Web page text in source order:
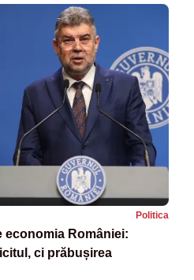
Politica
economia României:
ci prăbușirea